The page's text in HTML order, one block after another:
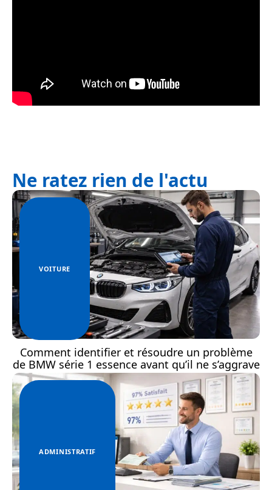
Ne ratez rien de l'actu
VOITURE
Comment identifier et résoudre un problème
de BMW série 1 essence avant qu’il ne s’aggrave
ADMINISTRATIF